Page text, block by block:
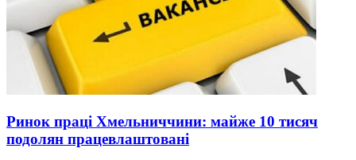
Ринок праці Хмельниччини: майже 10 тисяч
подолян працевлаштовані